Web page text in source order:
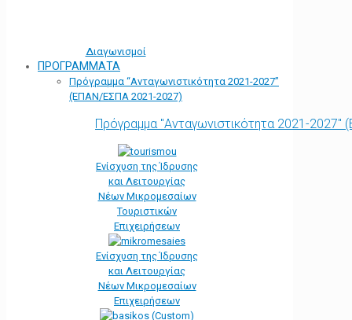
Διαγωνισμοί
ΠΡΟΓΡΑΜΜΑΤΑ
Πρόγραμμα “Ανταγωνιστικότητα 2021-2027”
(ΕΠΑΝ/ΕΣΠΑ 2021-2027)
Πρόγραμμα "Ανταγωνιστικότητα 2021-
Ενίσχυση της Ίδρυσης
και Λειτουργίας
Νέων Μικρομεσαίων
Τουριστικών
Επιχειρήσεων
Ενίσχυση της Ίδρυσης
και Λειτουργίας
Νέων Μικρομεσαίων
Επιχειρήσεων